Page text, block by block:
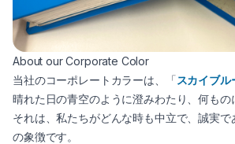
About our Corporate Color
当社のコーポレートカラーは、「スカイブル
晴れた日の青空のように澄みわたり、何もの
それは、私たちがどんな時も中立で、誠実
の象徴です。